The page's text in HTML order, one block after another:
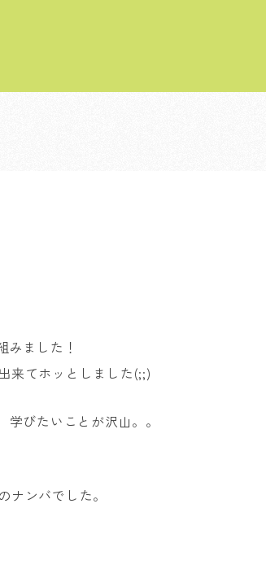
ました！
来てホッとしました(;;)
びたいことが沢山。。
ンバでした。